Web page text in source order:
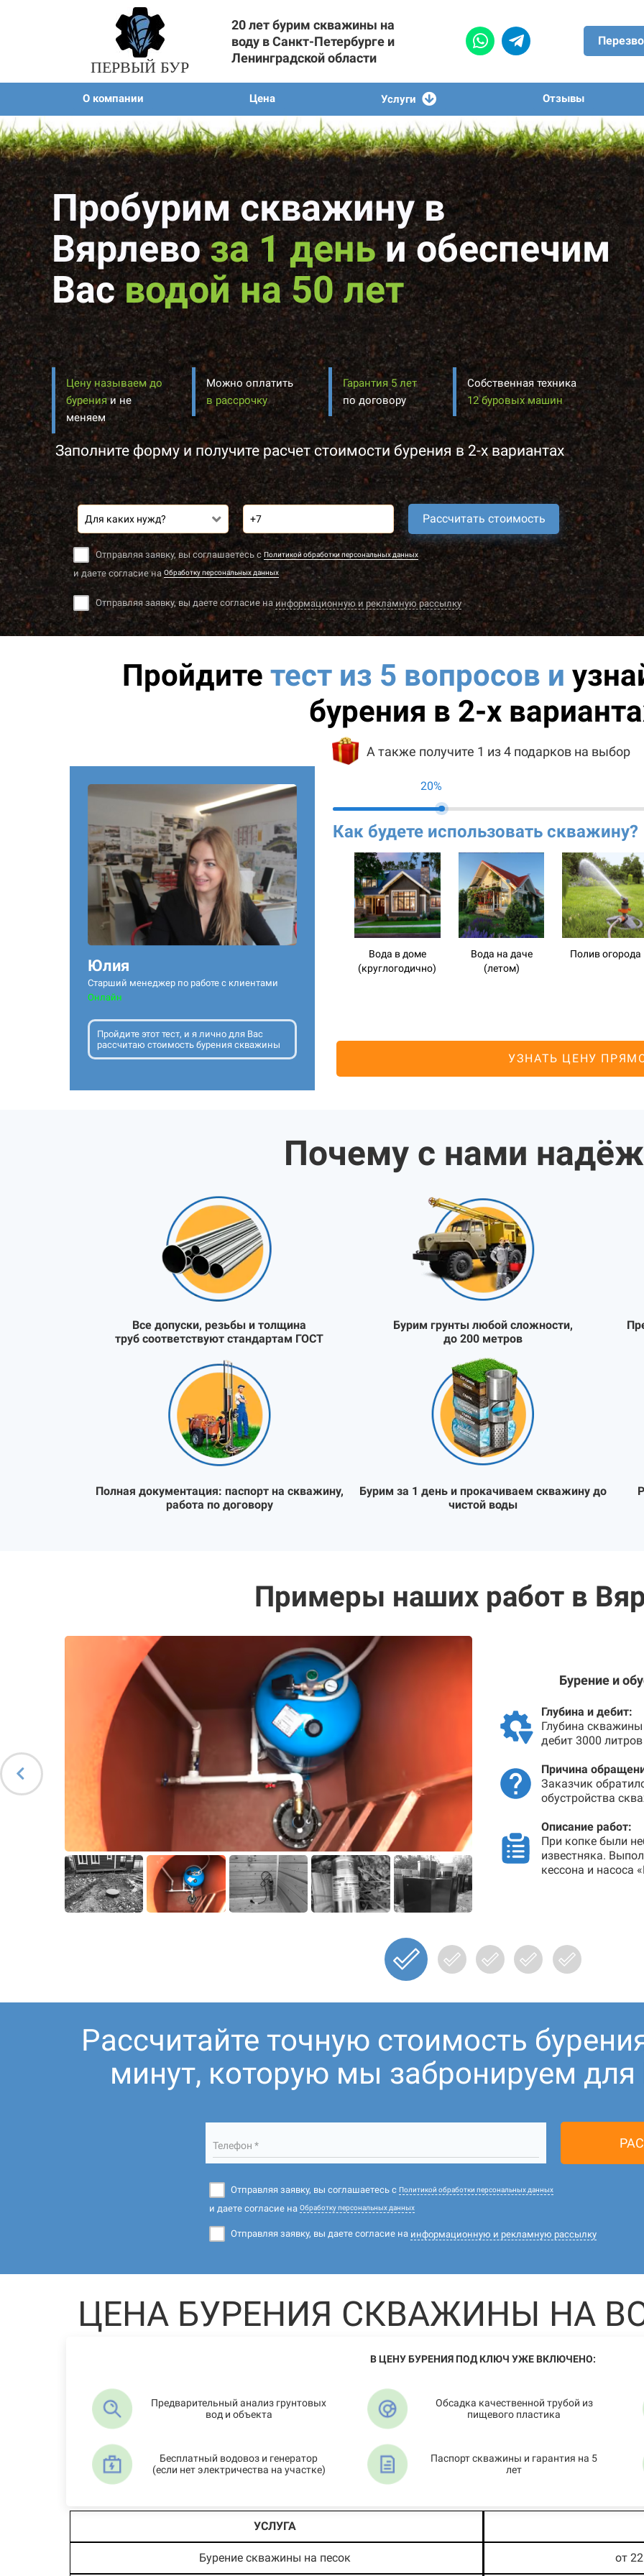
ПЕРВЫЙ БУР
20 лет бурим скважины на
воду в Санкт-Петербурге и
Ленинградской области
О компании Цена Услуги Отзывы
Пробурим скважину в
Вярлевоза 1 день и обеспечим
Васводой на 50 лет
Цену называем до
буренияи не
меняем
Собственная техника
12 буровых машин
Гарантия 5 лет
по договору
Для каких нужд? Рассчитать стоимость
Отправляя заявку, вы соглашаетесь сПолитикой обработки персональных данных
и даете согласие на Обработку персональных данных
Отправляя заявку, вы даете согласие наинформационную и рекламную рассылку
Можно оплатить
в рассрочку
Заполните форму и получите расчет стоимости бурения в 2-х вариантах
Пройдите тест из 5 вопросов и
бурения в 2-х
А также получите 1 из 4 подарков на выбор
Юлия
Старший менеджер по работе с клиентами
Онлайн
Пройдите этот тест, и я лично для Вас
рассчитаю стоимость бурения скважины
20%
Как будете использовать скважину?
Вода в доме
(круглогодично)
Вода на даче
(летом)
Полив огорода
УЗНАТЬ ЦЕНУ
Почему с нами
Все допуски, резьбы и толщина
труб соответствуют стандартам ГОСТ
Бурим грунты любой сложности,
до 200 метров
Полная документация: паспорт на скважину,
работа по договору
Бурим за 1 день и прокачиваем скважину до
чистой воды
Примеры наших работ в
Бурение и
Глубина и дебит:
Глубина
дебит 3000
Причина
Заказчик
обустройства
Описание работ:
При копке были
известняка.
кессона и насоса
Рассчитайте точную стоимость
минут, которую мы забронируем для
Телефон *
Отправляя заявку, вы соглашаетесь с Политикой обработки персональных данных
и даете согласие на Обработку персональных данных
Отправляя заявку, вы даете согласие на информационную и рекламную рассылку
ЦЕНА БУРЕНИЯ СКВАЖИНЫ НА
В ЦЕНУ БУРЕНИЯ ПОД КЛЮЧ УЖЕ ВКЛЮЧЕНО:
Предварительный анализ грунтовых
вод и объекта
Бесплатный водовоз и генератор
(если нет электричества на участке)
Обсадка качественной трубой из
пищевого пластика
Паспорт скважины и гарантия на 5
лет
УСЛУГА
Бурение скважины на песок от